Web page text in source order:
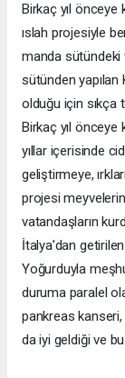
Birkaç yıl
ıslah projesiyle
manda sütündeki
sütünden yapılan
olduğu için sıkça
Birkaç yıl
yıllar içerisinde
geliştirmeye,
projesi
vatandaşların
İtalya’dan
Yoğurduyla
duruma paralel
pankreas kanseri,
da iyi geldiği ve